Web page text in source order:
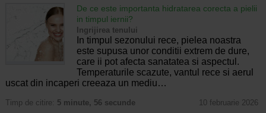
De ce este importanta hidratarea corecta a pielii
in timpul iernii?
Ingrijirea tenului
In timpul sezonului rece, pielea noastra
este supusa unor conditii extrem de dure,
care ii pot afecta sanatatea si aspectul.
Temperaturile scazute, vantul rece si aerul
uscat din incaperi creeaza un mediu…
Timp de citire: 5 minute, 56 secunde 10 februarie 2026